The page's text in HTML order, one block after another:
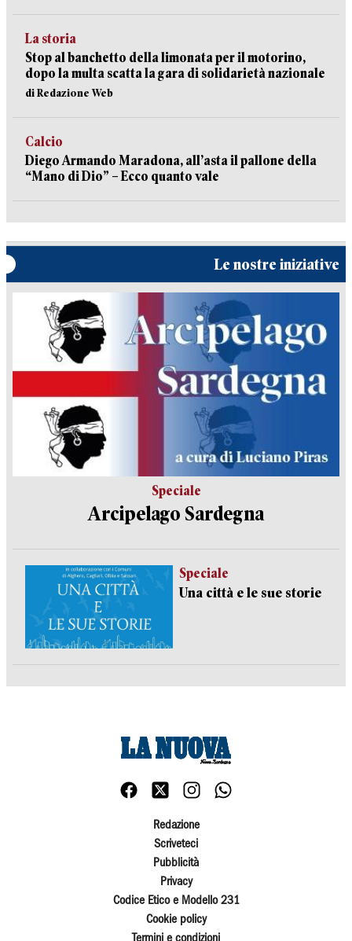
La storia
Stop al banchetto della limonata per il motorino,
dopo la multa scatta la gara di solidarietà nazionale
di Redazione Web
Calcio
Diego Armando Maradona, all’asta il pallone della
“Mano di Dio” – Ecco quanto vale
Le nostre iniziative
Speciale
Arcipelago Sardegna
Speciale
Una città e le sue storie
Redazione
Scriveteci
Pubblicità
Privacy
Codice Etico e Modello 231
Cookie policy
Termini e condizioni